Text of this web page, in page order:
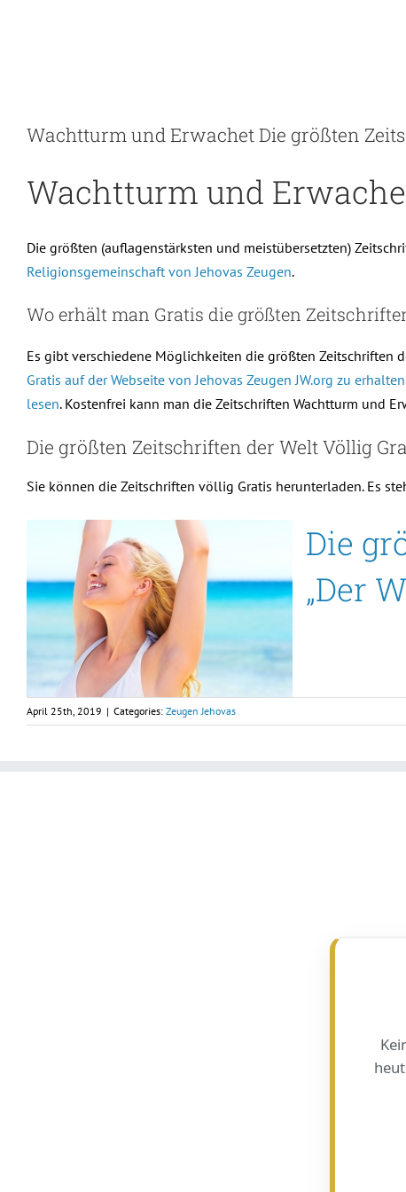
Wachtturm und Erwachet Die größten
Wachtturm und
Die größten (auflagenstärksten und meistübersetzten)
Religionsgemeinschaft von Jehovas Zeugen.
Wo erhält man Gratis die größten
Es gibt verschiedene Möglichkeiten die größten Zeitschriften
Gratis auf der Webseite von Jehovas Zeugen JW.org zu
lesen. Kostenfrei kann man die Zeitschriften Wachtturm und
Die größten Zeitschriften der Welt Völlig
Sie können die Zeitschriften völlig Gratis herunterladen. Es
Die
„Der
April 25th, 2019 | Categories: Zeugen Jehovas